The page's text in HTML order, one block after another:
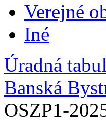
Verejné
Iné
Úradná
Banská
OSZP1-